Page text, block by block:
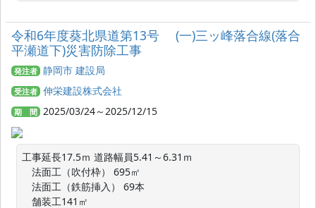
令和6年度葵北県道第13号 (一)三ッ峰落合線(落合
平瀬道下)災害防除工事
発注者 静岡市 建設局
受注者 伸栄建設株式会社
期 間 2025/03/24～2025/12/15
工事延長17.5ｍ 道路幅員5.41～6.31ｍ
法面工（吹付枠） 695㎡
法面工（鉄筋挿入） 69本
舗装工141㎡